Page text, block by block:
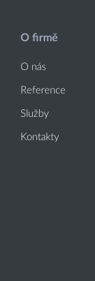
O firmě
O nás
Reference
Služby
Kontakty